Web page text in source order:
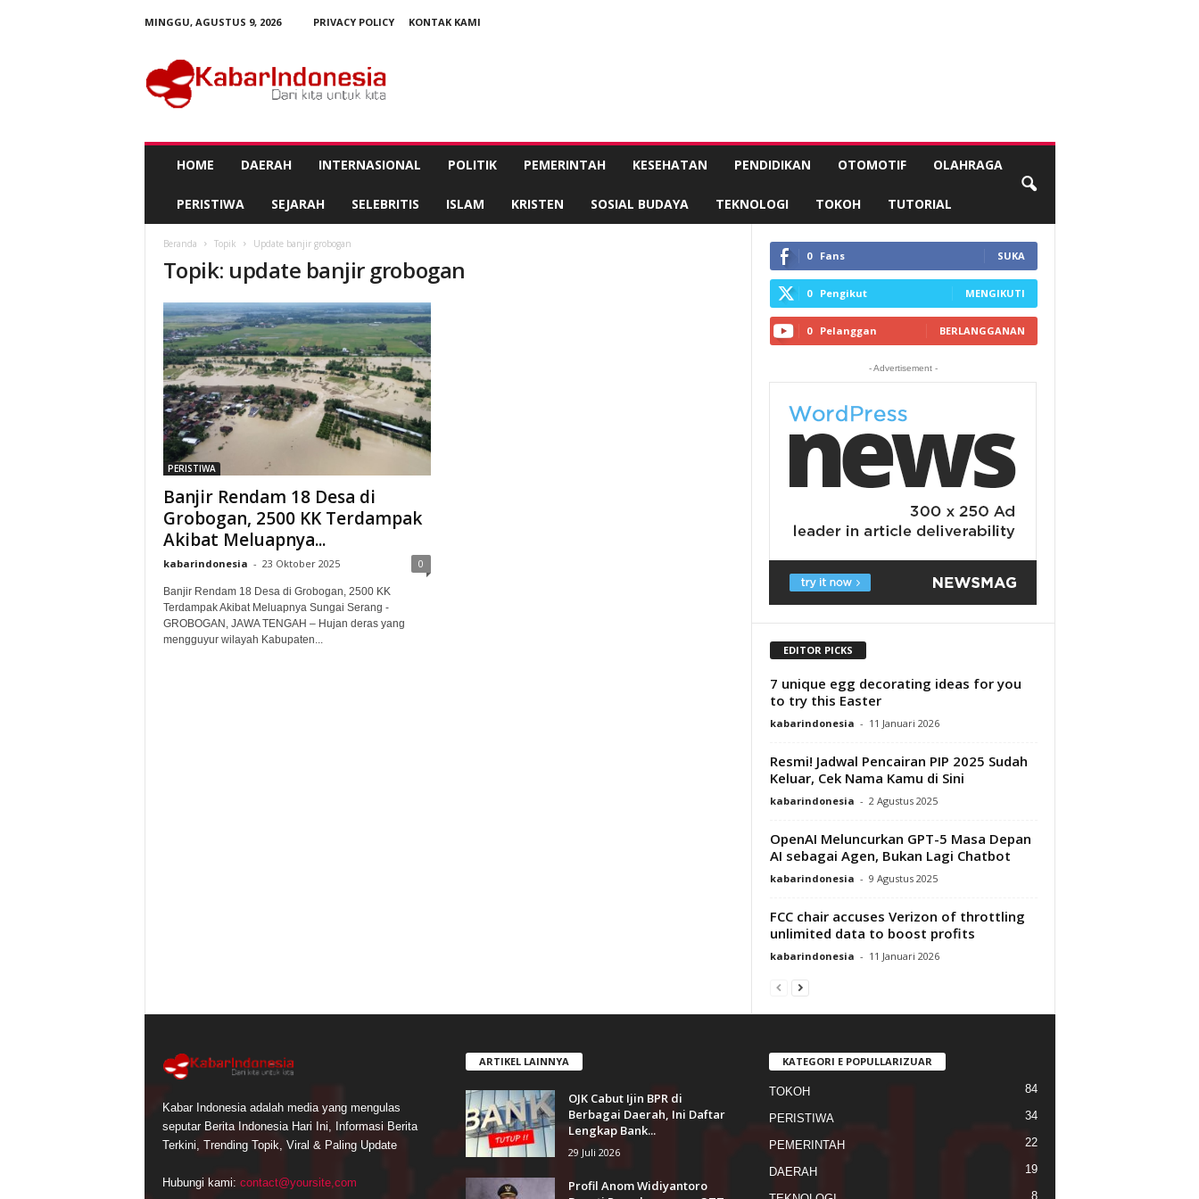
MINGGU, AGUSTUS 9, 2026 PRIVACY POLICY
KONTAK KAMI
b
HOME DAERAH INTERNASIONAL POLITIK PEMERINTAH KESEHATAN PENDIDIKAN OTOMOTIF OLAHRAGA
PERISTIWA SEJARAH SELEBRITIS ISLAM KRISTEN SOSIAL BUDAYA TEKNOLOGI TOKOH TUTORIAL
Beranda Topik Update banjir grobogan
Topik: update banjir grobogan
PERISTIWA
Banjir Rendam 18 Desa di
Grobogan, 2500 KK Terdampak
Akibat Meluapnya...
kabarindonesia - 23 Oktober 2025 0
Banjir Rendam 18 Desa di Grobogan, 2500 KK
Terdampak Akibat Meluapnya Sungai Serang -
GROBOGAN, JAWA TENGAH – Hujan deras yang
mengguyur wilayah Kabupaten...
0 Fans SUKA
0 Pengikut MENGIKUTI
0 Pelanggan BERLANGGANAN
- Advertisement -
EDITOR PICKS
7 unique egg decorating ideas for you
to try this Easter
kabarindonesia - 11 Januari 2026
Resmi! Jadwal Pencairan PIP 2025 Sudah
Keluar, Cek Nama Kamu di Sini
kabarindonesia - 2 Agustus 2025
OpenAI Meluncurkan GPT-5 Masa Depan
AI sebagai Agen, Bukan Lagi Chatbot
kabarindonesia - 9 Agustus 2025
FCC chair accuses Verizon of throttling
unlimited data to boost profits
kabarindonesia - 11 Januari 2026
Kabar Indonesia adalah media yang mengulas
seputar Berita Indonesia Hari Ini, Informasi Berita
Terkini, Trending Topik, Viral & Paling Update
Hubungi kami: contact@yoursite,com
ARTIKEL LAINNYA
OJK Cabut Ijin BPR di
Berbagai Daerah, Ini Daftar
Lengkap Bank...
29 Juli 2026
Profil Anom Widiyantoro
KATEGORI E POPULLARIZUAR
TOKOH 84
PERISTIWA 34
PEMERINTAH 22
DAERAH 19
8